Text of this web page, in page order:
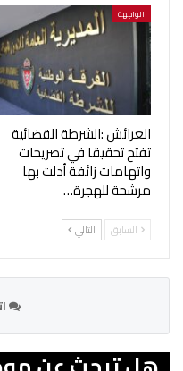
الواجهة
العرائش :الشرطة القضائية
تفتح تحقيقا في تصريحات
واتهامات زائفة أدلت بها
مرشحة للهجرة…
السابق التالي